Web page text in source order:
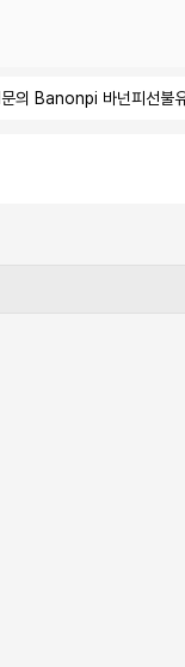
의 Banonpi 바넌피선불